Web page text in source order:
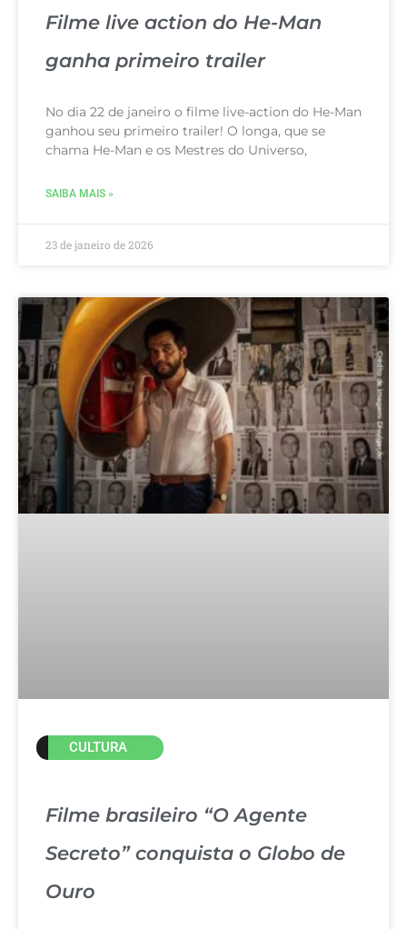
Filme live action do He-Man
ganha primeiro trailer
No dia 22 de janeiro o filme live-action do He-Man
ganhou seu primeiro trailer! O longa, que se
chama He-Man e os Mestres do Universo,
SAIBA MAIS »
23 de janeiro de 2026
CULTURA
Filme brasileiro “O Agente
Secreto” conquista o Globo de
Ouro